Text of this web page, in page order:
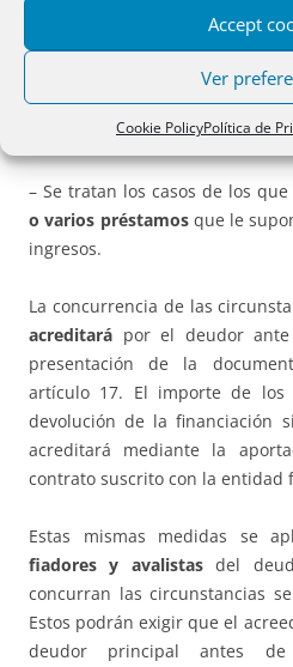
Accept
Ver
Cookie PolicyPolítica de
– No se tendrá en cuenta la
moratoria hipotecaria o de
se ha alcanzado o no el límite
renta arrendaticia del35% de
– Se tratan los casos de los
o varios préstamosque le
ingresos.
La concurrencia de las
acreditará por el deudor
presentación de la
artículo 17. El importe de los
devolución de la financiación
acreditará mediante la
contrato suscrito con la entidad
Estas mismas medidas se
fiadores y avalistasdel
concurran las circunstancias
Estos podrán exigir que el
deudor principal antes